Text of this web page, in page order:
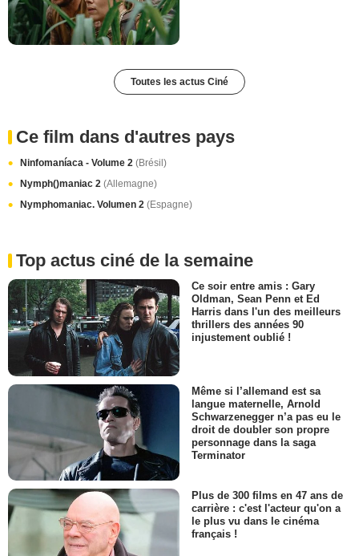
Toutes les actus Ciné
Ce film dans d'autres pays
Ninfomaníaca - Volume 2 (Brésil)
Nymph()maniac 2 (Allemagne)
Nymphomaniac. Volumen 2 (Espagne)
Top actus ciné de la semaine
Ce soir entre amis : Gary
Oldman, Sean Penn et Ed
Harris dans l'un des meilleurs
thrillers des années 90
injustement oublié !
Même si l’allemand est sa
langue maternelle, Arnold
Schwarzenegger n’a pas eu le
droit de doubler son propre
personnage dans la saga
Terminator
Plus de 300 films en 47 ans de
carrière : c'est l'acteur qu'on a
le plus vu dans le cinéma
français !